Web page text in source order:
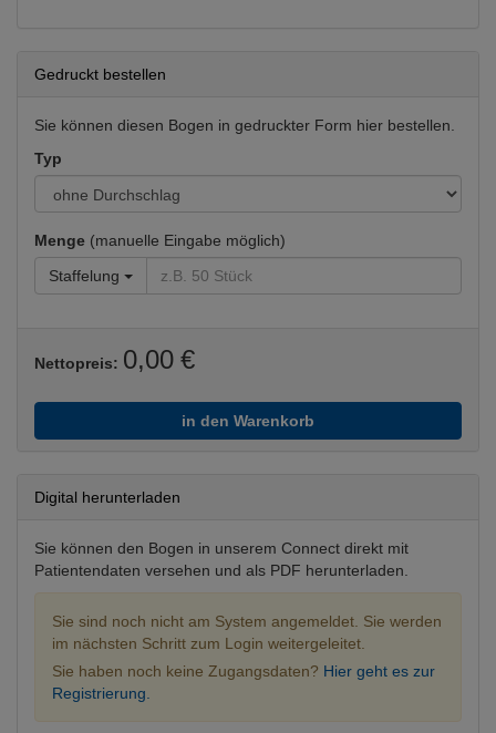
Gedruckt bestellen
Sie können diesen Bogen in gedruckter Form hier bestellen.
Typ
Menge (manuelle Eingabe möglich)
Staffelung
Nettopreis: 0,00 €
in den Warenkorb
Digital herunterladen
Sie können den Bogen in unserem Connect direkt mit
Patientendaten versehen und als PDF herunterladen.
Sie sind noch nicht am System angemeldet. Sie werden
im nächsten Schritt zum Login weitergeleitet.
Sie haben noch keine Zugangsdaten? Hier geht es zur
Registrierung.